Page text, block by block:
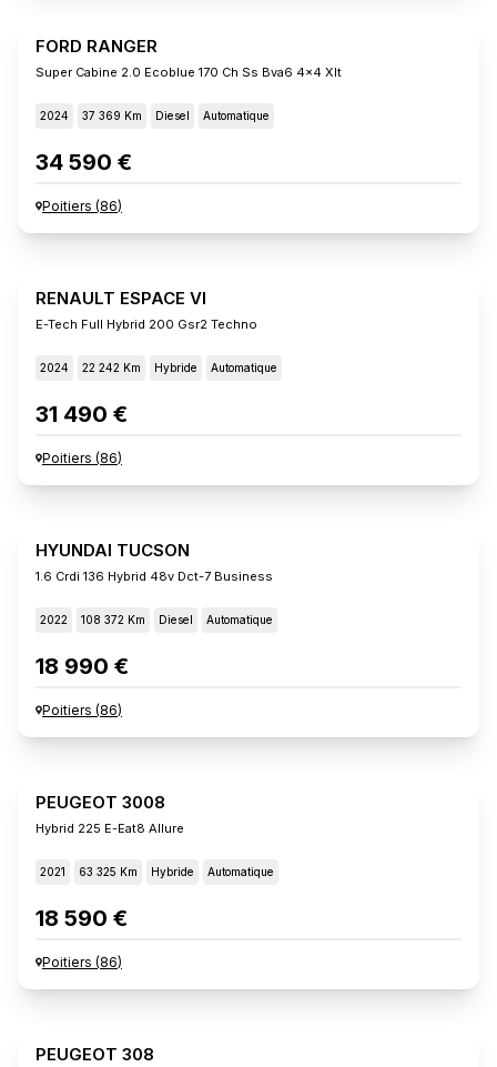
FORD RANGER
Super Cabine 2.0 Ecoblue 170 Ch Ss Bva6 4x4 Xlt
2024 37 369 Km Diesel Automatique
34 590 €
Poitiers (86)
RENAULT ESPACE VI
E-Tech Full Hybrid 200 Gsr2 Techno
2024 22 242 Km Hybride Automatique
31 490 €
Poitiers (86)
HYUNDAI TUCSON
1.6 Crdi 136 Hybrid 48v Dct-7 Business
2022 108 372 Km Diesel Automatique
18 990 €
Poitiers (86)
PEUGEOT 3008
Hybrid 225 E-Eat8 Allure
2021 63 325 Km Hybride Automatique
18 590 €
Poitiers (86)
PEUGEOT 308